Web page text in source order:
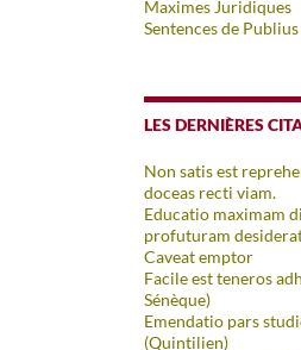
Maximes Juridiques
Sentences de
LES DERNIÈRES
Non satis est
doceas recti viam.
Educatio maximam
profuturam
Caveat emptor
Facile est teneros
Sénèque)
Emendatio pars
(Quintilien)